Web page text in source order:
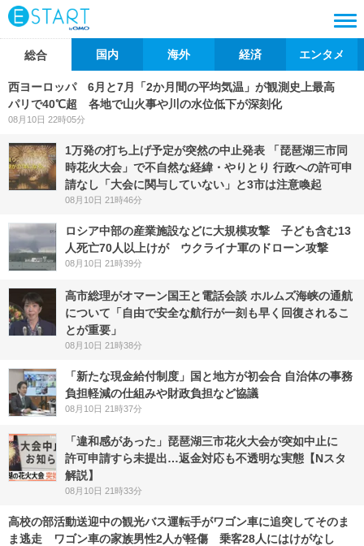
総合 国内 海外 経済 エンタメ
西ヨーロッパ 6月と7月「2か月間の平均気温」が観測史上最高
パリで40℃超 各地で山火事や川の水位低下が深刻化
08月10日 22時05分
1万発の打ち上げ予定が突然の中止発表 「琵琶湖三市同
時花火大会」で不自然な経緯・やりとり 行政への許可申
請なし「大会に関与していない」と3市は注意喚起
08月10日 21時46分
ロシア中部の産業施設などに大規模攻撃 子ども含む13
人死亡70人以上けが ウクライナ軍のドローン攻撃
08月10日 21時39分
高市総理がオマーン国王と電話会談 ホルムズ海峡の通航
について「自由で安全な航行が一刻も早く回復されるこ
とが重要」
08月10日 21時38分
「新たな現金給付制度」国と地方が初会合 自治体の事務
負担軽減の仕組みや財政負担など協議
08月10日 21時37分
「違和感があった」琵琶湖三市花火大会が突如中止に
許可申請すら未提出…返金対応も不透明な実態【Nスタ
解説】
08月10日 21時33分
高校の部活動送迎中の観光バス運転手がワゴン車に追突してそのま
ま逃走 ワゴン車の家族男性2人が軽傷 乗客28人にはけがなし